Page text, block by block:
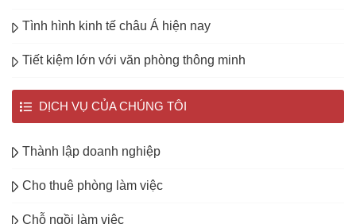
Tình hình kinh tế châu Á hiện nay
Tiết kiệm lớn với văn phòng thông minh
DỊCH VỤ CỦA CHÚNG TÔI
Thành lập doanh nghiệp
Cho thuê phòng làm việc
Chỗ ngồi làm việc